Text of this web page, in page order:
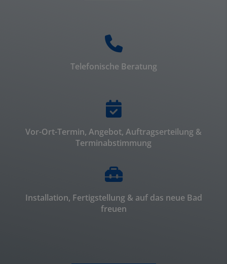
Telefonische Beratung
Vor-Ort-Termin, Angebot, Auftragserteilung &
Terminabstimmung
Installation, Fertigstellung & auf das neue Bad
freuen